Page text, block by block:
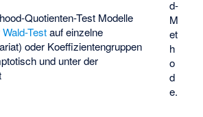
d-
M
et
h
o
d
e.
Quotienten-Test Modelle
Wald-Testauf einzelne
oder Koeffizientengruppen
und unter der